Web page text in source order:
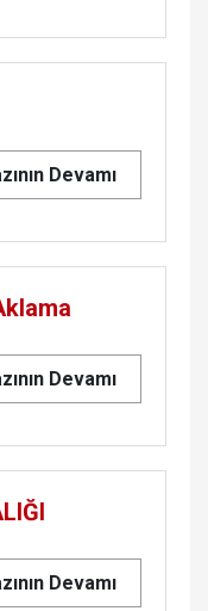
Devamı
Devamı
Devamı